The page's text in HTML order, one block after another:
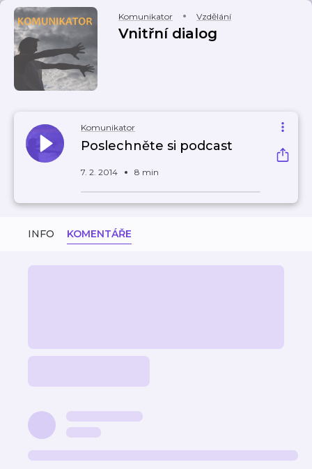
Komunikator Vzdělání
Vnitřní dialog
Komunikator
Poslechněte si podcast
7. 2. 2014 8 min
INFO KOMENTÁŘE